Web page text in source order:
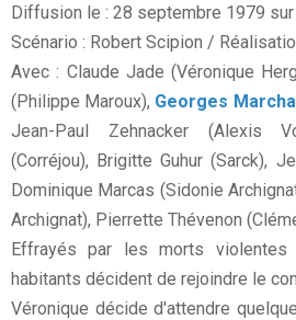
Diffusion le : 28 septembre 1979 sur
Scénario : Robert Scipion /
Avec : Claude Jade (Véronique
(Philippe Maroux), Georges
Jean-Paul Zehnacker (Alexis
(Corréjou), Brigitte Guhur (Sarck),
Dominique Marcas (Sidonie
Archignat), Pierrette Thévenon
Effrayés par les morts
habitants décident de rejoindre le
Véronique décide d'attendre